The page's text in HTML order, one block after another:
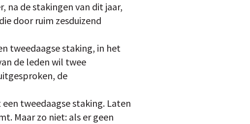
na de stakingen van dit jaar,
door ruim zesduizend
tweedaagse staking, in het
de leden wil twee
de
tweedaagse staking. Laten
Maar zo niet: als er geen